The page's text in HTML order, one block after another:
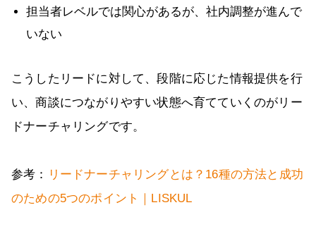
担当者レベルでは関心があるが、社内調整が進んで
いない
こうしたリードに対して、段階に応じた情報提供を行
い、商談につながりやすい状態へ育てていくのがリー
ドナーチャリングです。
参考：
リードナーチャリングとは？16種の方法と成功
のための5つのポイント｜LISKUL